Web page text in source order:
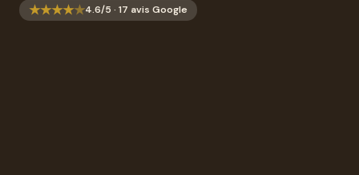
★★★★★4.6/5 · 17 avis Google